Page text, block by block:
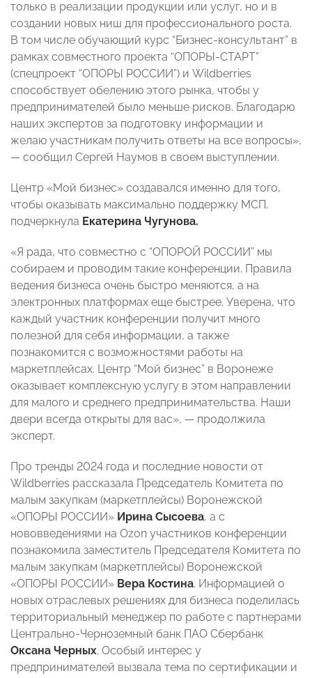
только в реализации продукции или услуг, но и в
создании новых ниш для профессионального роста.
В том числе обучающий курс “Бизнес-консультант” в
рамках совместного проекта “ОПОРЫ-СТАРТ”
(спецпроект “ОПОРЫ РОССИИ”) и Wildberries
способствует обелению этого рынка, чтобы у
предпринимателей было меньше рисков. Благодарю
наших экспертов за подготовку информации и
желаю участникам получить ответы на все вопросы»,
— сообщил Сергей Наумов в своем выступлении.
Центр «Мой бизнес» создавался именно для того,
чтобы оказывать максимально поддержку МСП,
подчеркнула Екатерина Чугунова.
«Я рада, что совместно с “ОПОРОЙ РОССИИ” мы
собираем и проводим такие конференции. Правила
ведения бизнеса очень быстро меняются, а на
электронных платформах еще быстрее. Уверена, что
каждый участник конференции получит много
полезной для себя информации, а также
познакомится с возможностями работы на
маркетплейсах. Центр “Мой бизнес” в Воронеже
оказывает комплексную услугу в этом направлении
для малого и среднего предпринимательства. Наши
двери всегда открыты для вас», — продолжила
эксперт.
Про тренды 2024 года и последние новости от
Wildberries рассказала Председатель Комитета по
малым закупкам (маркетплейсы) Воронежской
«ОПОРЫ РОССИИ» Ирина Сысоева, а с
нововведениями на Ozon участников конференции
познакомила заместитель Председателя Комитета по
малым закупкам (маркетплейсы) Воронежской
«ОПОРЫ РОССИИ» Вера Костина. Информацией о
новых отраслевых решениях для бизнеса поделилась
территориальный менеджер по работе с партнерами
Центрально-Черноземный банк ПАО Сбербанк
Оксана Черных. Особый интерес у
предпринимателей вызвала тема по сертификации и